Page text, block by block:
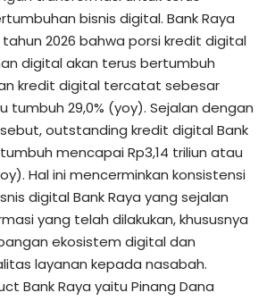
bisnis digital. Bank Raya
2026 bahwa porsi kredit digital
digital akan terus bertumbuh
kredit digital tercatat sebesar
tumbuh 29,0% (yoy). Sejalan dengan
outstanding kredit digital Bank
mencapai Rp3,14 triliun atau
Hal ini mencerminkan konsistensi
digital Bank Raya yang sejalan
yang telah dilakukan, khususnya
ekosistem digital dan
layanan kepada nasabah.
Bank Raya yaitu Pinang Dana